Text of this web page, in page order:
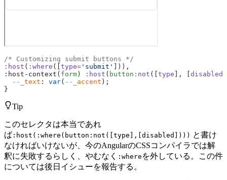
/* Customizing submit buttons */
:host ( :where ([ type= 'submit'
])),
:host-context( form ) :host ( button :not ([ type ], [ disabled
  --_text
: var( --_accent );
}
Tip
このセレクタは本当であれ
ば :host(:where(button:not([type],[disabled]))) と書け
なければいけないが、今のAngularのCSSコンパイラでは解
釈に失敗するらしく、やむなく :where を外している。この件
については後日イシューを報告する。